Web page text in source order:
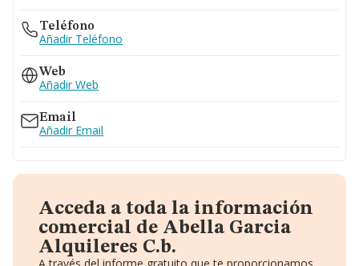
Teléfono
Añadir Teléfono
Web
Añadir Web
Email
Añadir Email
Acceda a toda la información
comercial de Abella Garcia
Alquileres C.b.